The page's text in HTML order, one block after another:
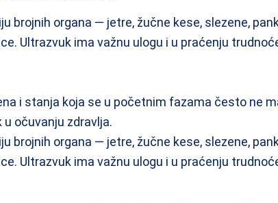
brojnih organa — jetre, žučne kese, slezene,
Ultrazvuk ima važnu ulogu i u praćenju
i stanja koja se u početnim fazama često ne
očuvanju zdravlja.
brojnih organa — jetre, žučne kese, slezene,
Ultrazvuk ima važnu ulogu i u praćenju